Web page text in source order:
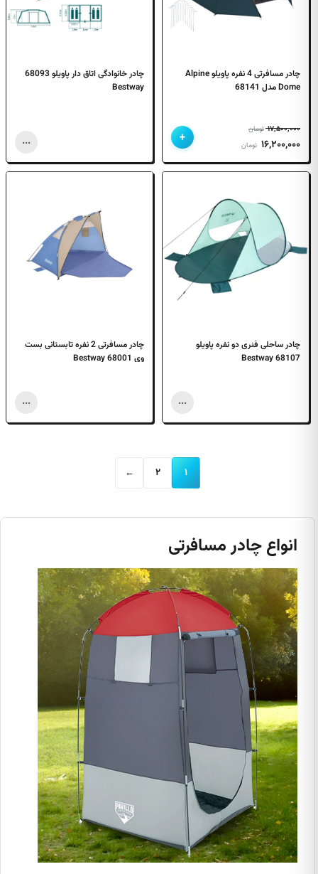
چادر مسافرتی 4 نفره پاویلو Alpine
Dome مدل 68141
۱۷,۵۰۰,۰۰۰ تومان
قیمت
اصلی
۱۷,۵۰۰,۰۰۰ تومان
۱۶,۲۰۰,۰۰۰ تومانقیمت
فعلی
۱۶,۲۰۰,۰۰۰ تومان
+
چادر خانوادگی اتاق دار پاویلو 68093
Bestway
...
چادر ساحلی فنری دو نفره پاویلو
68107 Bestway
...
چادر مسافرتی 2 نفره تابستانی بست
وی 68001 Bestway
...
۱ ۲ ←
انواع چادر مسافرتی